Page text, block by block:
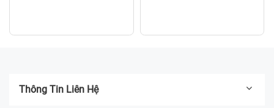
máy
máy
Thông Tin Liên Hệ